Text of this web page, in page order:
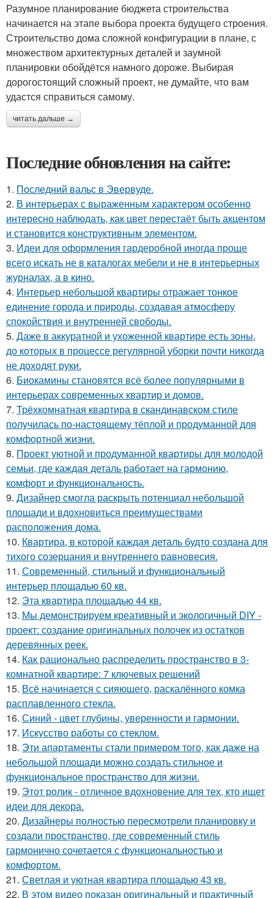
Разумное планирование бюджета строительства
начинается на этапе выбора проекта будущего строения.
Строительство дома сложной конфигурации в плане, с
множеством архитектурных деталей и заумной
планировки обойдётся намного дороже. Выбирая
дорогостоящий сложный проект, не думайте, что вам
удастся справиться самому.
читать дальше →
Последние обновления на сайте:
1. Последний вальс в Эвервуде.
2. В интерьерах с выраженным характером особенно
интересно наблюдать, как цвет перестаёт быть акцентом
и становится конструктивным элементом.
3. Идеи для оформления гардеробной иногда проще
всего искать не в каталогах мебели и не в интерьерных
журналах, а в кино.
4. Интерьер небольшой квартиры отражает тонкое
единение города и природы, создавая атмосферу
спокойствия и внутренней свободы.
5. Даже в аккуратной и ухоженной квартире есть зоны,
до которых в процессе регулярной уборки почти никогда
не доходят руки.
6. Биокамины становятся всё более популярными в
интерьерах современных квартир и домов.
7. Трёхкомнатная квартира в скандинавском стиле
получилась по-настоящему тёплой и продуманной для
комфортной жизни.
8. Проект уютной и продуманной квартиры для молодой
семьи, где каждая деталь работает на гармонию,
комфорт и функциональность.
9. Дизайнер смогла раскрыть потенциал небольшой
площади и вдохновиться преимуществами
расположения дома.
10. Квартира, в которой каждая деталь будто создана для
тихого созерцания и внутреннего равновесия.
11. Современный, стильный и функциональный
интерьер площадью 60 кв.
12. Эта квартира площадью 44 кв.
13. Мы демонстрируем креативный и экологичный DIY -
проект: создание оригинальных полочек из остатков
деревянных реек.
14. Как рационально распределить пространство в 3-
комнатной квартире: 7 ключевых решений
15. Всё начинается с сияющего, раскалённого комка
расплавленного стекла.
16. Синий - цвет глубины, уверенности и гармонии.
17. Искусство работы со стеклом.
18. Эти апартаменты стали примером того, как даже на
небольшой площади можно создать стильное и
функциональное пространство для жизни.
19. Этот ролик - отличное вдохновение для тех, кто ищет
идеи для декора.
20. Дизайнеры полностью пересмотрели планировку и
создали пространство, где современный стиль
гармонично сочетается с функциональностью и
комфортом.
21. Светлая и уютная квартира площадью 43 кв.
22. В этом видео показан оригинальный и практичный